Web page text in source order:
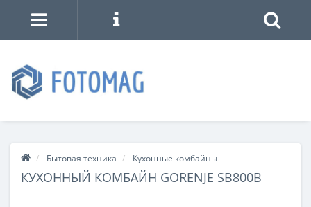
Бытовая техника Кухонные комбайны
КУХОННЫЙ КОМБАЙН GORENJE SB800B